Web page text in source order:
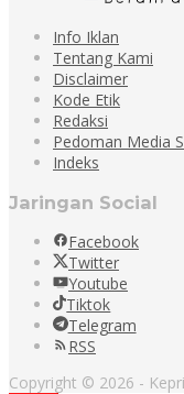
Info Iklan
Tentang Kami
Disclaimer
Kode Etik
Redaksi
Pedoman Media
Indeks
Jaringan Social
Facebook
Twitter
Youtube
Tiktok
Telegram
RSS
Copyright © 2026 -